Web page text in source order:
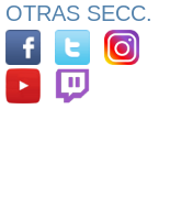
OTRAS SECC.